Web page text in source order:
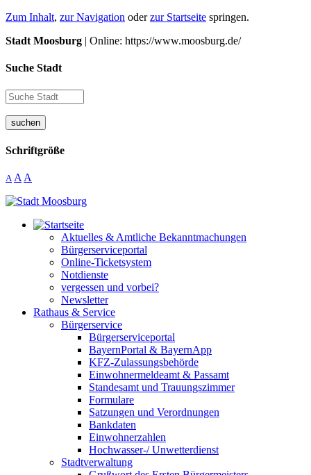
Zum Inhalt, zur Navigation oderzur Startseite springen.
Stadt Moosburg | Online: https://www.moosburg.de/
Suche Stadt
suchen
Schriftgröße
A A A
Aktuelles & Amtliche Bekanntmachungen
Bürgerserviceportal
Online-Ticketsystem
Notdienste
vergessen und vorbei?
Newsletter
Rathaus & Service
Bürgerservice
Bürgerserviceportal
BayernPortal & BayernApp
KFZ-Zulassungsbehörde
Einwohnermeldeamt & Passamt
Standesamt und Trauungszimmer
Formulare
Satzungen und Verordnungen
Bankdaten
Einwohnerzahlen
Hochwasser-/ Unwetterdienst
Stadtverwaltung